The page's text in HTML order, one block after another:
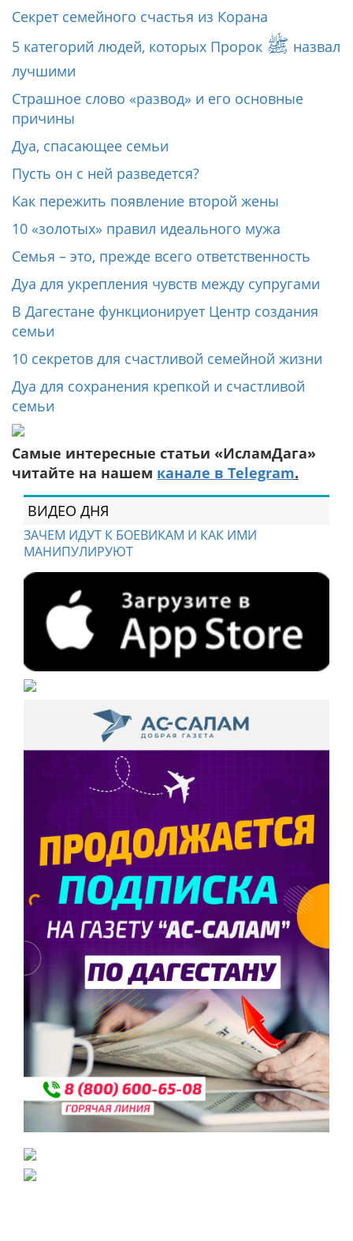
Секрет семейного счастья из Корана
5 категорий людей, которых Пророк ﷺ назвал
лучшими
Страшное слово «развод» и его основные
причины
Дуа, спасающее семьи
Пусть он с ней разведется?
Как пережить появление второй жены
10 «золотых» правил идеального мужа
Семья – это, прежде всего ответственность
Дуа для укрепления чувств между супругами
В Дагестане функционирует Центр создания
семьи
10 секретов для счастливой семейной жизни
Дуа для сохранения крепкой и счастливой
семьи
Самые интересные статьи «ИсламДага»
читайте на нашем канале в Telegram.
ВИДЕО ДНЯ
ЗАЧЕМ ИДУТ К БОЕВИКАМ И КАК ИМИ
МАНИПУЛИРУЮТ